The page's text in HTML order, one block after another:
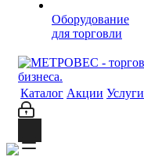
Оборудование
для торговли
Каталог Акции Услуги